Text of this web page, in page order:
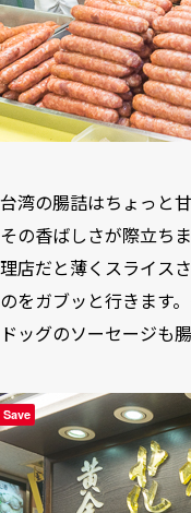
台湾の腸詰はちょっと
その香ばしさが際立ち
理店だと薄くスライス
のをガブッと行きます
ドッグのソーセージも
Save